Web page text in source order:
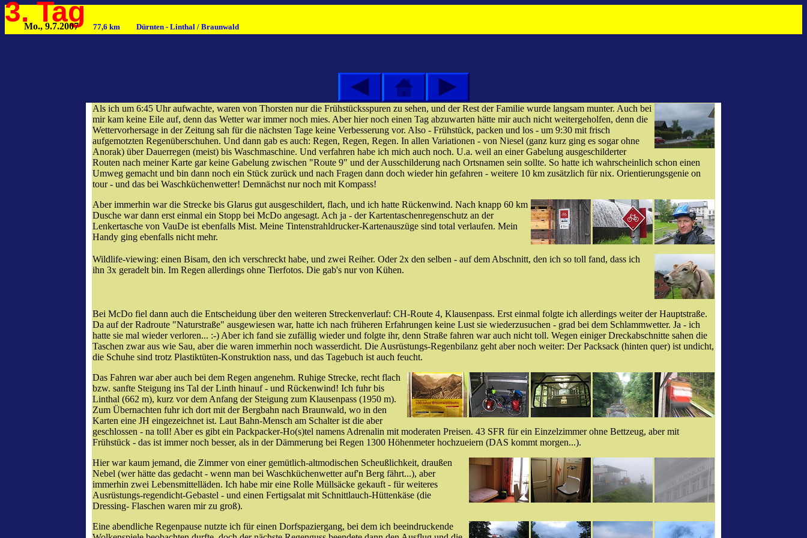
3. Tag
Mo., 9.7.200777,6 km Dürnten - Linthal / Braunwald
Als ich um 6:45 Uhr aufwachte, waren von Thorsten nur die Frühstücksspuren zu sehen, und der Rest der Familie wurde langsam munter. Auch bei
mir kam keine Eile auf, denn das Wetter war immer noch mies. Aber hier noch einen Tag abzuwarten hätte mir auch nicht weitergeholfen, denn die
Wettervorhersage in der Zeitung sah für die nächsten Tage keine Verbesserung vor. Also - Frühstück, packen und los - um 9:30 mit frisch
aufgemotzten Regenüberschuhen. Und dann gab es auch: Regen, Regen, Regen. In allen Variationen - von Niesel (ganz kurz ging es sogar ohne
Anorak) über Dauerregen (meist) bis Waschmaschine. Und verfahren habe ich mich auch noch. U.a. weil an einer Gabelung ausgeschilderter
Routen nach meiner Karte gar keine Gabelung zwischen "Route 9" und der Ausschilderung nach Ortsnamen sein sollte. So hatte ich wahrscheinlich schon einen
Umweg gemacht und bin dann noch ein Stück zurück und nach Fragen dann doch wieder hin gefahren - weitere 10 km zusätzlich für nix. Orientierungsgenie on
tour - und das bei Waschküchenwetter! Demnächst nur noch mit Kompass!
Aber immerhin war die Strecke bis Glarus gut ausgeschildert, flach, und ich hatte Rückenwind. Nach knapp 60 km
Dusche war dann erst einmal ein Stopp bei McDo angesagt. Ach ja - der Kartentaschenregenschutz an der
Lenkertasche von VauDe ist ebenfalls Mist. Meine Tintenstrahldrucker-Kartenauszüge sind total verlaufen. Mein
Handy ging ebenfalls nicht mehr.
Wildlife-viewing: einen Bisam, den ich verschreckt habe, und zwei Reiher. Oder 2x den selben - auf dem Abschnitt, den ich so toll fand, dass ich
ihn 3x geradelt bin. Im Regen allerdings ohne Tierfotos. Die gab's nur von Kühen.
Bei McDo fiel dann auch die Entscheidung über den weiteren Streckenverlauf: CH-Route 4, Klausenpass. Erst einmal folgte ich allerdings weiter der Hauptstraße.
Da auf der Radroute "Naturstraße" ausgewiesen war, hatte ich nach früheren Erfahrungen keine Lust sie wiederzusuchen - grad bei dem Schlammwetter. Ja - ich
hatte sie mal wieder verloren... :-) Aber ich fand sie zufällig wieder und folgte ihr, denn Straße fahren war auch nicht toll. Wegen einiger Dreckabschnitte sahen die
Taschen zwar aus wie Sau, aber die waren immerhin noch wasserdicht. Die Ausrüstungs-Regenbilanz geht aber noch weiter: Der Packsack (hinten quer) ist undicht,
die Schuhe sind trotz Plastiktüten-Konstruktion nass, und das Tagebuch ist auch feucht.
Das Fahren war aber auch bei dem Regen angenehm. Ruhige Strecke, recht flach
bzw. sanfte Steigung ins Tal der Linth hinauf - und Rückenwind! Ich fuhr bis
Linthal (662 m), kurz vor dem Anfang der Steigung zum Klausenpass (1950 m).
Zum Übernachten fuhr ich dort mit der Bergbahn nach Braunwald, wo in den
Karten eine JH eingezeichnet ist. Laut Bahn-Mensch am Schalter ist die aber
geschlossen - na toll! Aber es gibt ein Packpacker-Ho(s)tel namens Adrenalin mit moderaten Preisen. 43 SFR für ein Einzelzimmer ohne Bettzeug, aber mit
Frühstück - das ist immer noch besser, als in der Dämmerung bei Regen 1300 Höhenmeter hochzueiern (DAS kommt morgen...).
Hier war kaum jemand, die Zimmer von einer gemütlich-altmodischen Scheußlichkeit, draußen
Nebel (wer hätte das gedacht - wenn man bei Waschküchenwetter auf'n Berg fährt...), aber
immerhin zwei Lebensmittelläden. Ich habe mir eine Rolle Müllsäcke gekauft - für weiteres
Ausrüstungs-regendicht-Gebastel - und einen Fertigsalat mit Schnittlauch-Hüttenkäse (die
Dressing- Flaschen waren mir zu groß).
Eine abendliche Regenpause nutzte ich für einen Dorfspaziergang, bei dem ich beeindruckende